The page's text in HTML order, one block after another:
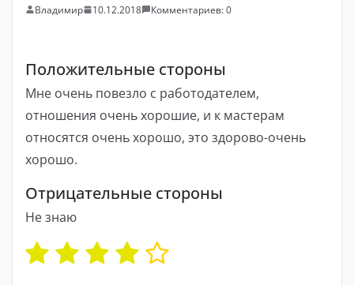
Владимир 10.12.2018 Комментариев: 0
Положительные стороны
Мне очень повезло с работодателем,
отношения очень хорошие, и к мастерам
относятся очень хорошо, это здорово-очень
хорошо.
Отрицательные стороны
Не знаю